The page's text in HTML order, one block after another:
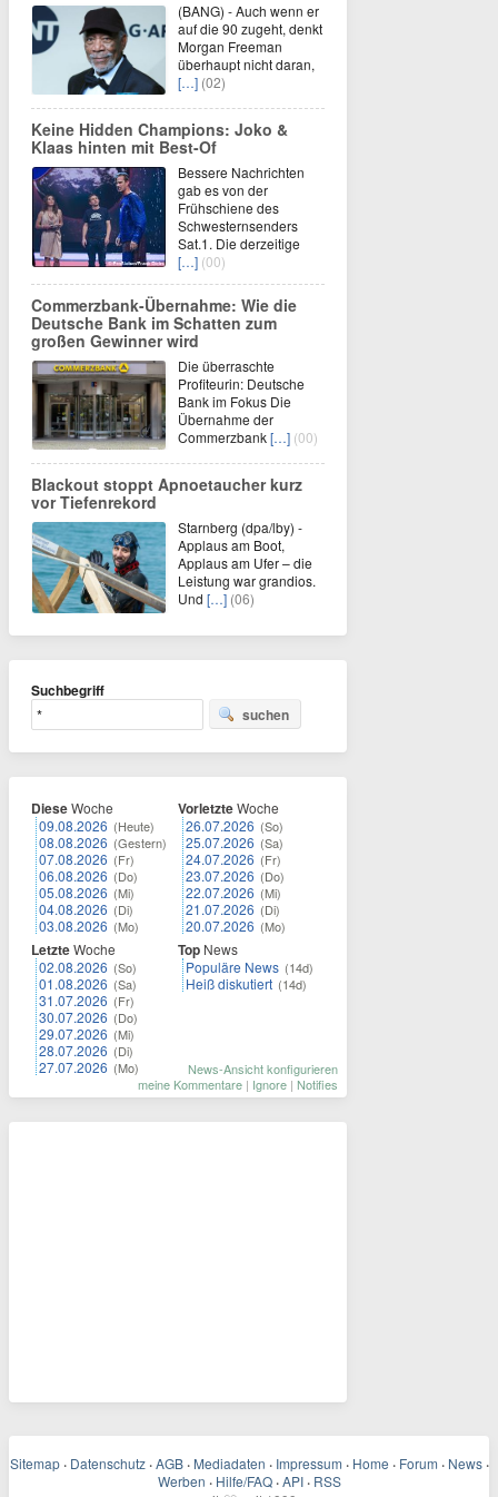
(BANG) - Auch wenn er
auf die 90 zugeht, denkt
Morgan Freeman
überhaupt nicht daran,
[…] (02)
Keine Hidden Champions: Joko &
Klaas hinten mit Best-Of
Bessere Nachrichten
gab es von der
Frühschiene des
Schwesternsenders
Sat.1. Die derzeitige
[…] (00)
Commerzbank-Übernahme: Wie die
Deutsche Bank im Schatten zum
großen Gewinner wird
Die überraschte
Profiteurin: Deutsche
Bank im Fokus Die
Übernahme der
Commerzbank[…] (00)
Blackout stoppt Apnoetaucher kurz
vor Tiefenrekord
Starnberg (dpa/lby) -
Applaus am Boot,
Applaus am Ufer – die
Leistung war grandios.
Und […] (06)
Suchbegriff
suchen
DieseWoche
09.08.2026 (Heute)
08.08.2026 (Gestern)
07.08.2026 (Fr)
06.08.2026 (Do)
05.08.2026 (Mi)
04.08.2026 (Di)
03.08.2026 (Mo)
LetzteWoche
02.08.2026 (So)
01.08.2026 (Sa)
31.07.2026 (Fr)
30.07.2026 (Do)
29.07.2026 (Mi)
28.07.2026 (Di)
27.07.2026 (Mo)
VorletzteWoche
26.07.2026 (So)
25.07.2026 (Sa)
24.07.2026 (Fr)
23.07.2026 (Do)
22.07.2026 (Mi)
21.07.2026 (Di)
20.07.2026 (Mo)
Top News
Populäre News (14d)
Heiß diskutiert (14d)
News-Ansicht konfigurieren
meine Kommentare | Ignore | Notifies
Sitemap · Datenschutz · AGB · Mediadaten · Impressum · Home · Forum · News ·
Werben · Hilfe/FAQ · API · RSS